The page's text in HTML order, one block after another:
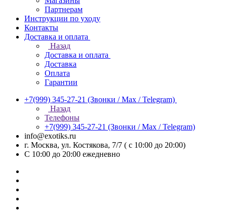
Партнерам
Инструкции по уходу
Контакты
Доставка и оплата
Назад
Доставка и оплата
Доставка
Оплата
Гарантии
+7(999) 345-27-21 (Звонки / Max / Telegram)
Назад
Телефоны
+7(999) 345-27-21 (Звонки / Max / Telegram)
info@exotiks.ru
г. Москва, ул. Костякова, 7/7 ( с 10:00 до 20:00)
С 10:00 до 20:00 ежедневно